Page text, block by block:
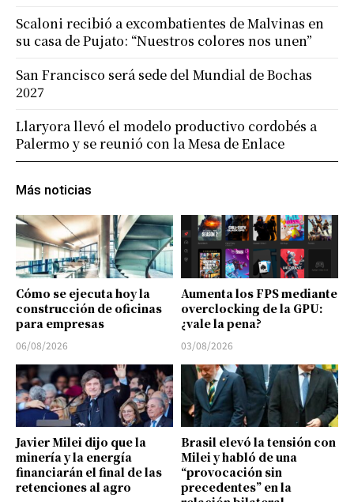
Más noticias
Cómo se ejecuta hoy la
construcción de oficinas
para empresas
06/08/2026
Aumenta los FPS mediante
overclocking de la GPU:
¿vale la pena?
03/08/2026
Javier Milei dijo que la
minería y la energía
financiarán el final de las
retenciones al agro
Brasil elevó la tensión con
Milei y habló de una
“provocación sin
precedentes” en la
Scaloni recibió a excombatientes de Malvinas en
su casa de Pujato: “Nuestros colores nos unen”
San Francisco será sede del Mundial de Bochas
2027
Llaryora llevó el modelo productivo cordobés a
Palermo y se reunió con la Mesa de Enlace